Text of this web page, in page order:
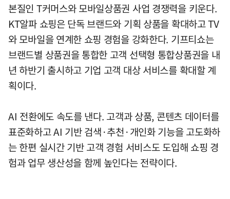
본질인 T커머스와 모바일상품권 사업 경쟁력을 키운다.
KT알파 쇼핑은 단독 브랜드와 기획 상품을 확대하고 TV
와 모바일을 연계한 쇼핑 경험을 강화한다. 기프티쇼는
브랜드별 상품권을 통합한 고객 선택형 통합상품권을 내
년 하반기 출시하고 기업 고객 대상 서비스를 확대할 계
획이다.
AI 전환에도 속도를 낸다. 고객과 상품, 콘텐츠 데이터를
표준화하고 AI 기반 검색·추천·개인화 기능을 고도화하
는 한편 실시간 기반 고객 경험 서비스도 도입해 쇼핑 경
험과 업무 생산성을 함께 높인다는 전략이다.